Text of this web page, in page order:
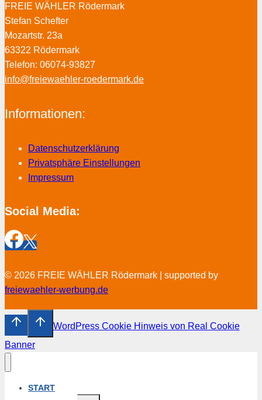
FREIE WÄHLER Rödermark
Stefan Schefter
Mozartstr. 23a
63322 Rödermark
Telefon: 06074-93827
info@freiewaehler-roedermark.de
Informationen:
Datenschutzerklärung
Privatsphäre Einstellungen
Impressum
Social Media:
© 2026 FREIE WÄHLER Rödermark | supported by
freiewaehler-werbung.de
WordPress Cookie Hinweis von Real Cookie
Banner
START